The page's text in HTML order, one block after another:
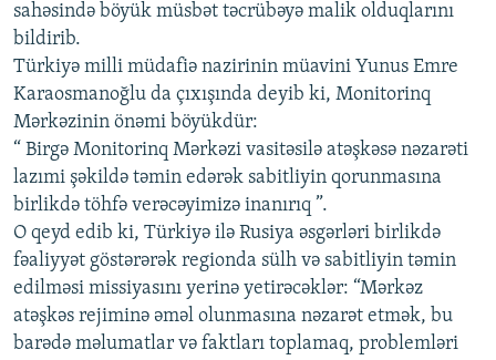
sahəsində böyük müsbət təcrübəyə malik olduqlarını
bildirib.
Türkiyə milli müdafiə nazirinin müavini Yunus Emre
Karaosmanoğlu da çıxışında deyib ki, Monitorinq
Mərkəzinin önəmi böyükdür:
“ Birgə Monitorinq Mərkəzi vasitəsilə atəşkəsə nəzarəti
lazımi şəkildə təmin edərək sabitliyin qorunmasına
birlikdə töhfə verəcəyimizə inanırıq ”.
O qeyd edib ki, Türkiyə ilə Rusiya əsgərləri birlikdə
fəaliyyət göstərərək regionda sülh və sabitliyin təmin
edilməsi missiyasını yerinə yetirəcəklər: “Mərkəz
atəşkəs rejiminə əməl olunmasına nəzarət etmək, bu
barədə məlumatlar və faktları toplamaq, problemləri